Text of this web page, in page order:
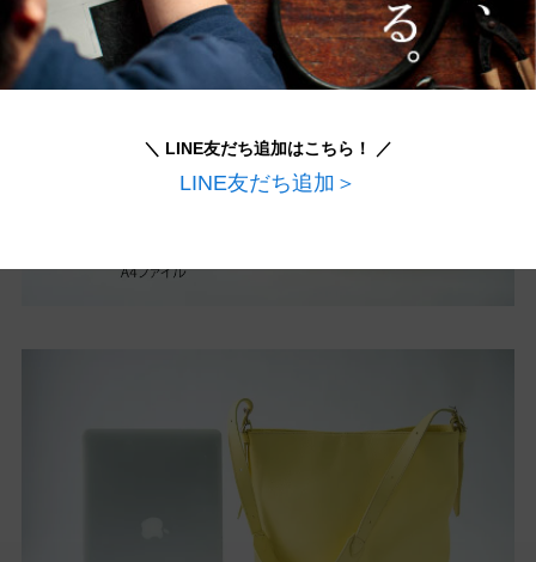
＼ LINE友だち追加はこちら！ ／
LINE友だち追加＞